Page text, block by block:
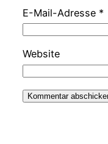
E-Mail-Adresse *
Website